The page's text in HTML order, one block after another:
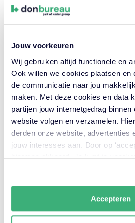
Jouw voorkeuren
Wij gebruiken altijd functionele en
Ook willen we cookies plaatsen en
de communicatie naar jou
maken. Met deze cookies en data
partijen jouw internetgedrag binnen
website volgen en verzamelen.
derden onze website, advertenties
jouw interesses aan. Door op
hiermee akkoord. Je kunt je
Accepteren
Lakwijk
Deel dit project
Gerelateerde projecten
Line of Sight in